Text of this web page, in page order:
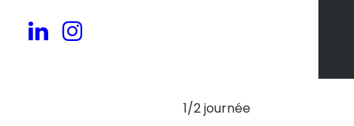
1/2 journée